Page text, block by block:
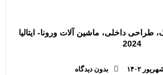
طراحی داخلی، ماشین آلات ورونا- ایتالیا
2024
بدون دیدگاه